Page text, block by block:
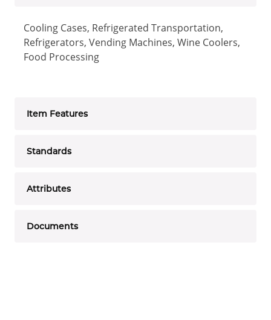
Cooling Cases, Refrigerated Transportation,
Refrigerators, Vending Machines, Wine Coolers,
Food Processing
Item Features
Standards
Attributes
Documents